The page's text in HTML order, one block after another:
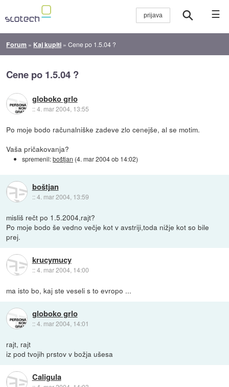
☰
Forum » Kaj kupiti »Cene po 1.5.04 ?
Cene po 1.5.04 ?
globoko grlo
::4. mar 2004, 13:55
Po moje bodo računalniške zadeve zlo cenejše, al se motim.
Vaša pričakovanja?
spremenil:boštjan (4. mar 2004 ob 14:02)
boštjan
::4. mar 2004, 13:59
misliš rečt po 1.5.2004,rajt?
Po moje bodo še vedno večje kot v avstriji,toda nižje kot so bile
prej.
krucymucy
::4. mar 2004, 14:00
ma isto bo, kaj ste veseli s to evropo ...
globoko grlo
::4. mar 2004, 14:01
rajt, rajt
iz pod tvojih prstov v božja ušesa
Caligula